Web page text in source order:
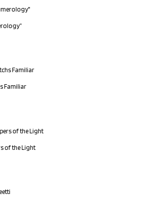
Familiar
of the Light